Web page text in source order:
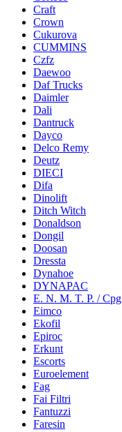
Craft
Crown
Cukurova
CUMMINS
Czfz
Daewoo
Daf Trucks
Daimler
Dali
Dantruck
Dayco
Delco Remy
Deutz
DIECI
Difa
Dinolift
Ditch Witch
Donaldson
Dongil
Doosan
Dressta
Dynahoe
DYNAPAC
E. N. M. T. P. / Cpg
Eimco
Ekofil
Epiroc
Erkunt
Escorts
Euroelement
Fag
Fai Filtri
Fantuzzi
Faresin